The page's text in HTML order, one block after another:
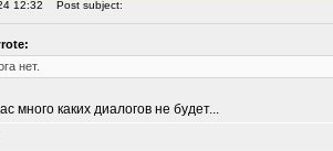
12:32 Post subject:
нет.
много каких диалогов не будет...